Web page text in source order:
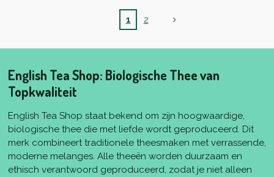
1 2
English Tea Shop: Biologische Thee van
Topkwaliteit
English Tea Shop staat bekend om zijn hoogwaardige,
biologische thee die met liefde wordt geproduceerd. Dit
merk combineert traditionele theesmaken met verrassende,
moderne melanges. Alle theeën worden duurzaam en
ethisch verantwoord geproduceerd, zodat je niet alleen